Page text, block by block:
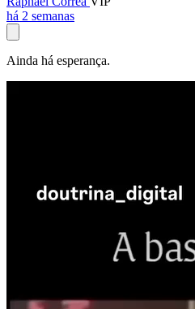
há 2 semanas
Ainda há esperança.